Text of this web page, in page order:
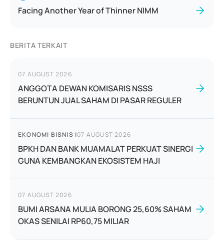
Facing Another Year of Thinner NIMM
BERITA TERKAIT
07 AUGUST 2026
ANGGOTA DEWAN KOMISARIS NSSS
BERUNTUN JUAL SAHAM DI PASAR REGULER
EKONOMI BISNIS |07 AUGUST 2026
BPKH DAN BANK MUAMALAT PERKUAT SINERGI
GUNA KEMBANGKAN EKOSISTEM HAJI
07 AUGUST 2026
BUMI ARSANA MULIA BORONG 25,60% SAHAM
OKAS SENILAI RP60,75 MILIAR